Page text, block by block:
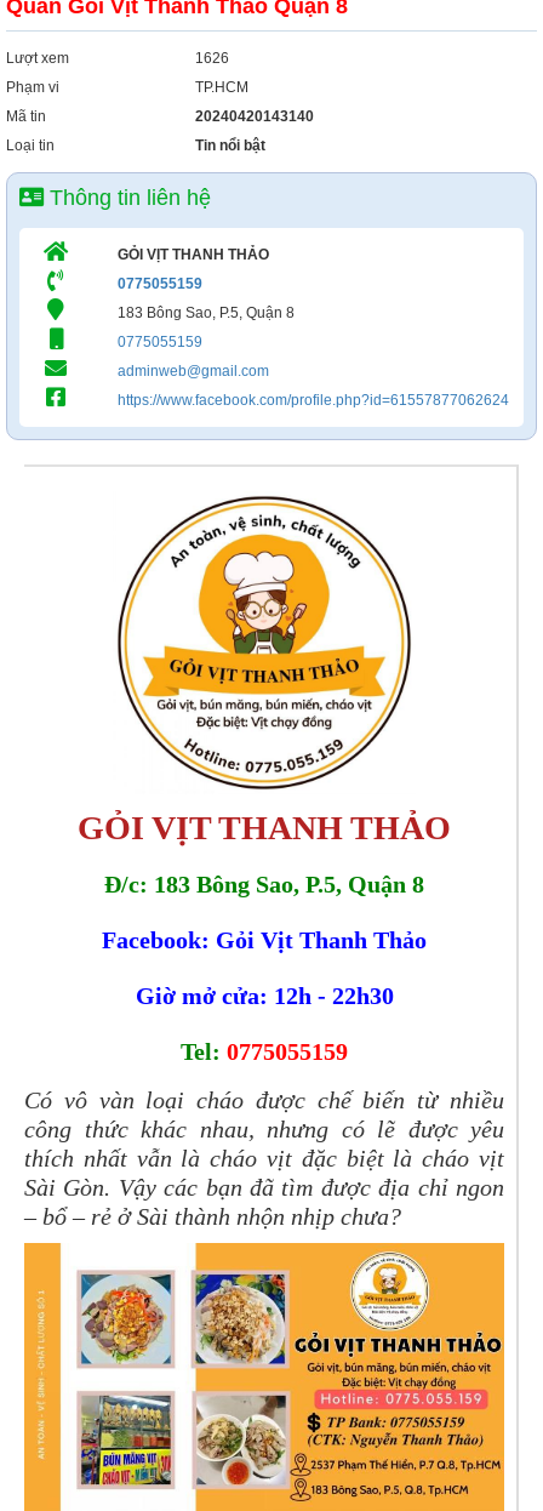
Quán Gỏi Vịt Thanh Thảo Quận 8
Lượt xem
1626
Phạm vi
TP.HCM
Mã tin
20240420143140
Loại tin
Tin nổi bật
Thông tin liên hệ
GỎI VỊT THANH THẢO
0775055159
183 Bông Sao, P.5, Quận 8
0775055159
adminweb@gmail.com
https://www.facebook.com/profile.php?id=61557877062624
GỎI VỊT THANH THẢO
Đ/c: 183 Bông Sao, P.5, Quận 8
Facebook: Gỏi Vịt Thanh Thảo
Giờ mở cửa: 12h - 22h30
Tel: 0775055159
Có vô vàn loại cháo được chế biến từ nhiều
công thức khác nhau, nhưng có lẽ được yêu
thích nhất vẫn là cháo vịt đặc biệt là cháo vịt
Sài Gòn. Vậy các bạn đã tìm được địa chỉ ngon
– bổ – rẻ ở Sài thành nhộn nhịp chưa?